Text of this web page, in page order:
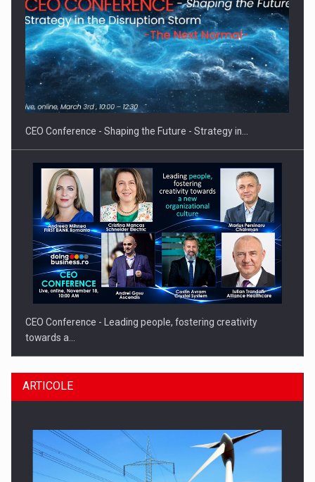
Hard Enduro Piatra Craiului 2026, fueled by benzinariile RO…
CEO Conference - Shaping the Future - Strategy in…
CEO Conference - Leading people, fostering creativity
towards a…
ARTICOLE